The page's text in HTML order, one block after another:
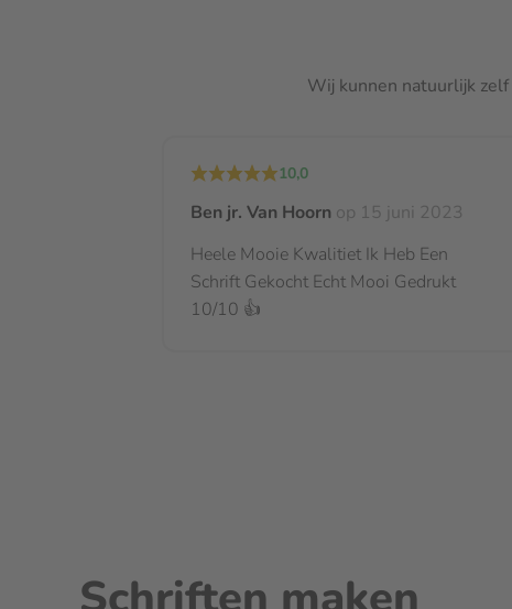
Wij kunnen natuurlijk
10,0
Ben jr. Van Hoorn op 15 juni 2023
Heele Mooie Kwalitiet Ik Heb Een
Schrift Gekocht Echt Mooi Gedrukt
10/10 👍